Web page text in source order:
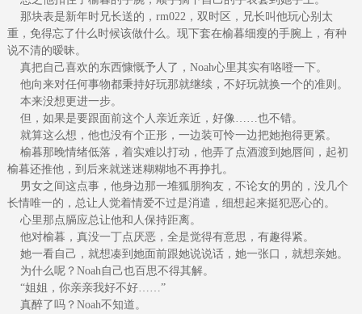
那块表是新年时兄长送的，rm022，双时区，兄长叫他玩心别太
重，免得忘了什么时候该做什么。现下套在榆暮细瘦的手腕上，有种
说不清的暧昧。
真把自己喜欢的东西慷慨予人了，Noah心里其实有咯噔一下。
他向来对任何事物都秉持好玩那就继续，不好玩就换一个的准则。
本来没想更进一步。
但，如果是要跟面前这个人亲近亲近，好像……也不错。
就算这么想，他也没有个正形，一边装可怜一边把她抱得更紧。
榆暮那晚情绪低落，着实难以打动，他弄了点酒渡到她唇间，起初
榆暮还推他，到后来就迷迷糊糊地不再挣扎。
男女之间这点事，他身边那一堆狐朋狗友，不论女的男的，没几个
长情唯一的，总让人觉着情爱不过是消遣，细想起来挺犯恶心的。
心里那点膈应总让他和人保持距离。
他对榆暮，真没一丁点厌恶，全是觉得有意思，有趣得紧。
她一看自己，就想凑到她面前跟她说说话，她一张口，就想亲她。
为什么呢？Noah自己也百思不得其解。
“姐姐，你亲亲我好不好……”
真醉了吗？Noah不知道。